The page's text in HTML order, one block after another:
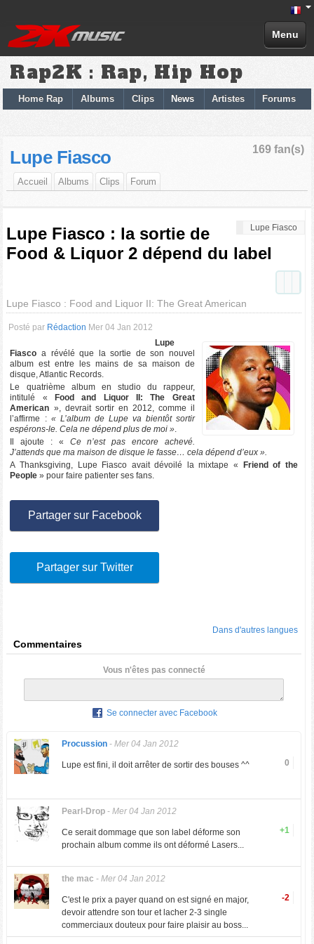
Menu
Rap2K : Rap, Hip Hop
Home Rap Albums Clips News Artistes Forums
169 fan(s)
Lupe Fiasco
Accueil Albums Clips Forum
Lupe Fiasco
Lupe Fiasco : la sortie de
Food & Liquor 2 dépend du label
Lupe Fiasco : Food and Liquor II: The Great American
Posté par Rédaction Mer 04 Jan 2012
Lupe
Fiasco a révélé que la sortie de son nouvel
album est entre les mains de sa maison de
disque, Atlantic Records.
Le quatrième album en studio du rappeur,
intitulé «
Food and Liquor II: The Great
American », devrait sortir en 2012, comme il
l’affirme : « L’album de Lupe va bientôt sortir
espérons-le. Cela ne dépend plus de moi ».
Il ajoute : « Ce n’est pas encore achevé.
J’attends que ma maison de disque le fasse… cela dépend d’eux ».
A Thanksgiving, Lupe Fiasco avait dévoilé la mixtape « Friend of the
People» pour faire patienter ses fans.
Partager sur Facebook
Partager sur Twitter
Dans d'autres langues
Commentaires
Vous n'êtes pas connecté
Se connecter avec Facebook
Procussion- Mer 04 Jan 2012
0
Lupe est fini, il doit arrêter de sortir des bouses ^^
Pearl-Drop- Mer 04 Jan 2012
+1
Ce serait dommage que son label déforme son
prochain album comme ils ont déformé Lasers...
the mac - Mer 04 Jan 2012
-2
C'est le prix a payer quand on est signé en major,
devoir attendre son tour et lacher 2-3 single
commerciaux douteux pour faire plaisir au boss...